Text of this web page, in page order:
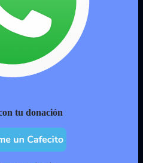
tu donación